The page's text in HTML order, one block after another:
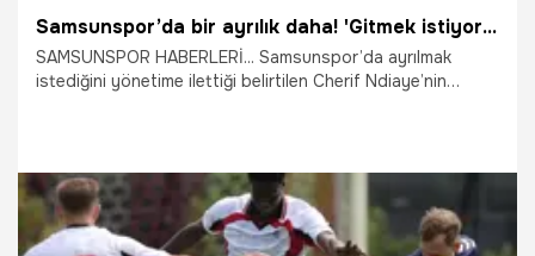
Samsunspor’da bir ayrılık daha! 'Gitmek istiyorum' dedi, Thorsten Fink engel olmadı
SAMSUNSPOR HABERLERİ... Samsunspor’da ayrılmak
istediğini yönetime ilettiği belirtilen Cherif Ndiaye’nin